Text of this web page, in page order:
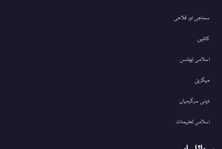
سماجی اور فلاحی
کتابیں
اسلامی ایونٹس
میگزین
دینی سرگرمیاں
اسلامی تعلیمات